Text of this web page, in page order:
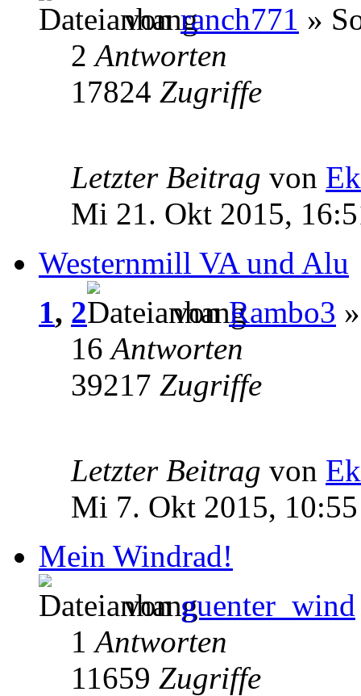
vonranch771 »
2Antworten
17824 Zugriffe
Letzter Beitrag von
Mi 21. Okt 2015,
Westernmill VA und Alu
1, 2 vonRambo3
16Antworten
39217 Zugriffe
Letzter Beitrag von
Mi 7. Okt 2015, 10:55
Mein Windrad!
vonguenter_wind
1Antworten
11659 Zugriffe